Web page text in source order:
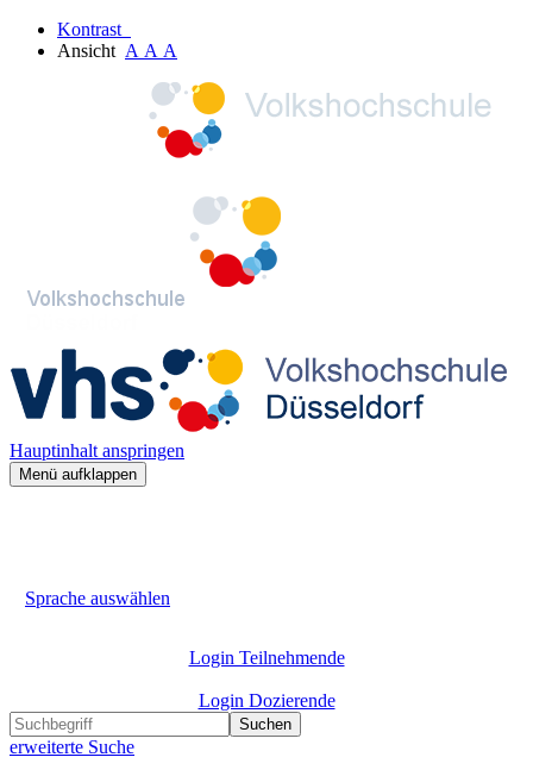
Kontrast
Ansicht A A A
Hauptinhalt anspringen
Menü aufklappen
Sprache auswählen
Login Teilnehmende
Login Dozierende
Suchen
erweiterte Suche